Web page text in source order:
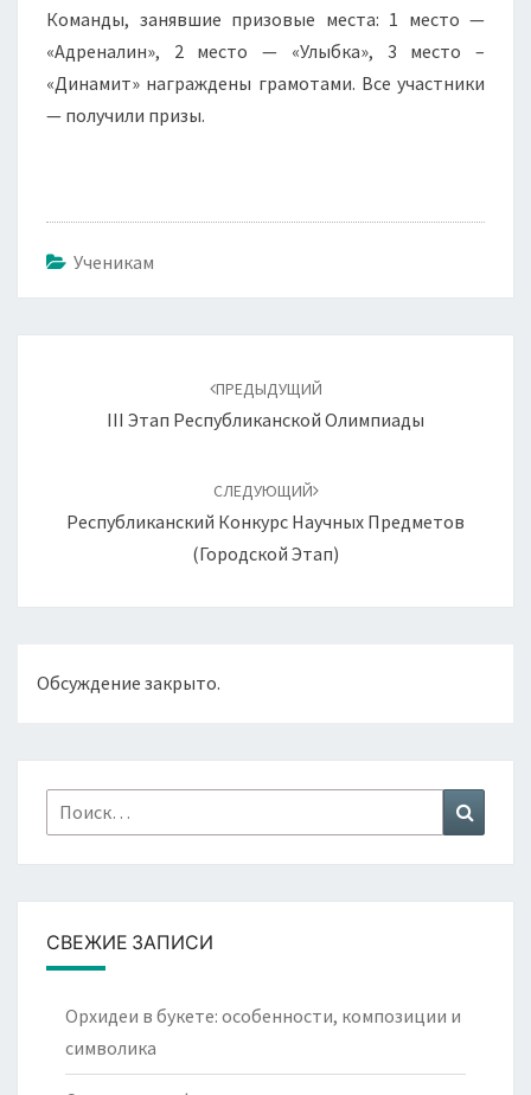
Команды, занявшие призовые места: 1 место —
«Адреналин», 2 место — «Улыбка», 3 место –
«Динамит» награждены грамотами. Все участники
— получили призы.
Ученикам
записям
ПРЕДЫДУЩИЙ
III Этап Республиканской Олимпиады
СЛЕДУЮЩИЙ
Республиканский Конкурс Научных Предметов
(городской Этап)
Обсуждение закрыто.
Найти:
СВЕЖИЕ ЗАПИСИ
Орхидеи в букете: особенности, композиции и
символика